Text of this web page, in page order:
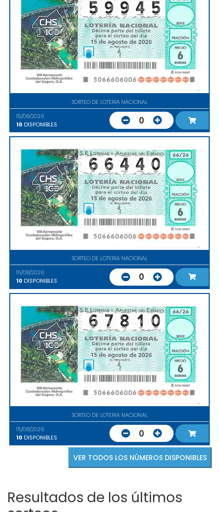
SORTEO DE LOTERIA NACIONAL
15/08/2026
10 DISPONIBLES 0
SORTEO DE LOTERIA NACIONAL
15/08/2026
10 DISPONIBLES 0
SORTEO DE LOTERIA NACIONAL
15/08/2026
10 DISPONIBLES 0
VER TODOS LOS NÚMEROS DISPONIBLES
Resultados de los últimos